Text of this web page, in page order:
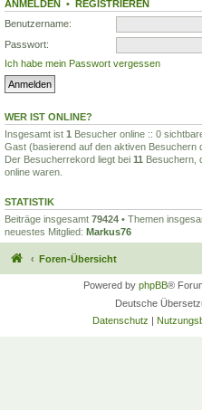
ANMELDEN • REGISTRIEREN
Benutzername:
Passwort:
Ich habe mein Passwort vergessen
WER IST ONLINE?
Insgesamt ist 1 Besucher online :: 0
Gast (basierend auf den aktiven Besuchern
Der Besucherrekord liegt bei 11 Besuchern,
online waren.
STATISTIK
Beiträge insgesamt 79424 • Themen
neuestes Mitglied: Markus76
Foren-Übersicht
Powered by phpBB®
Deutsche
Datenschutz |